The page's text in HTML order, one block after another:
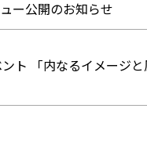
ー公開のお知らせ
ト 「内なるイメージ